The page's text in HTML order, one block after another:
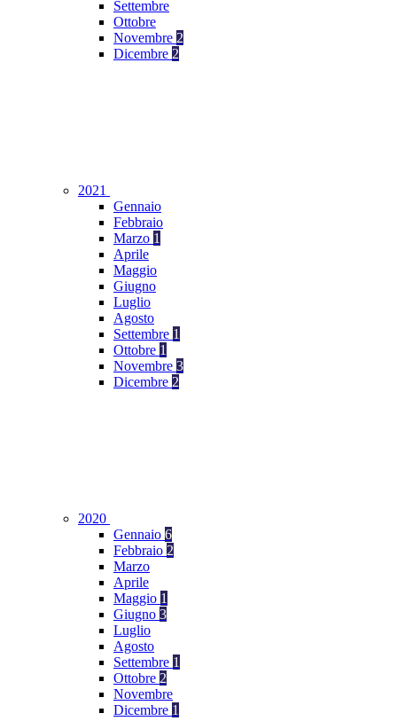
Settembre
Ottobre
Novembre 2
Dicembre 2
2021
Gennaio
Febbraio
Marzo 1
Aprile
Maggio
Giugno
Luglio
Agosto
Settembre 1
Ottobre 1
Novembre 3
Dicembre 2
2020
Gennaio 6
Febbraio 2
Marzo
Aprile
Maggio 1
Giugno 3
Luglio
Agosto
Settembre 1
Ottobre 2
Novembre
Dicembre 1